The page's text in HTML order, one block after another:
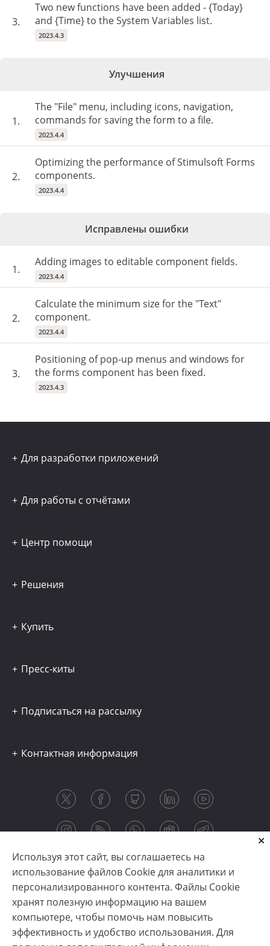
3.
Two new functions have been added - {Today}
and {Time} to the System Variables list.
2023.4.3
Улучшения
1.
The "File" menu, including icons, navigation,
commands for saving the form to a file.
2023.4.4
2.
Optimizing the performance of Stimulsoft Forms
components.
2023.4.4
Исправлены ошибки
1.
Adding images to editable component fields.
2023.4.4
2.
Calculate the minimum size for the "Text"
component.
2023.4.4
3.
Positioning of pop-up menus and windows for
the forms component has been fixed.
2023.4.3
Используя этот сайт, вы соглашаетесь на
использование файлов Cookie для аналитики и
персонализированного контента. Файлы Cookie
хранят полезную информацию на вашем
компьютере, чтобы помочь нам повысить
эффективность и удобство использования. Для
Для разработки приложений
Для работы с отчётами
Центр помощи
Решения
Купить
Пресс-киты
Подписаться на рассылку
Контактная информация